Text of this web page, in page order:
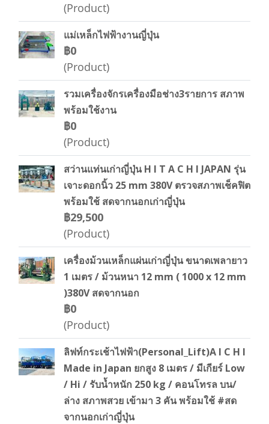
(Product)
แม่เหล็กไฟฟ้างานญี่ปุ่น
฿0
(Product)
รวมเครื่องจักรเครื่องมือช่าง3รายการ สภาพ
พร้อมใช้งาน
฿0
(Product)
สว่านแท่นเก่าญี่ปุ่น H I T A C H I JAPAN รุ่น
เจาะดอกนิ้ว 25 mm 380V ตรวจสภาพเช็คฟิต
พร้อมใช้ สดจากนอกเก่าญี่ปุ่น
฿29,500
(Product)
เครื่องม้วนเหล็กแผ่นเก่าญี่ปุ่น ขนาดเพลายาว
1 เมตร / ม้วนหนา 12 mm ( 1000 x 12 mm
)380V สดจากนอก
฿0
(Product)
ลิฟท์กระเช้าไฟฟ้า(Personal_Lift)A I C H I
Made in Japan ยกสูง 8 เมตร / มีเกียร์ Low
/ Hi / รับน้ำหนัก 250 kg / คอนโทรล บน/
ล่าง สภาพสวย เข้ามา 3 คัน พร้อมใช้ #สด
จากนอกเก่าญี่ปุ่น